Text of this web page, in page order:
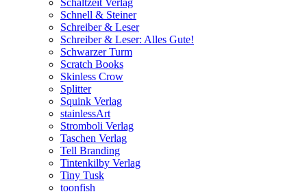
Schaltzeit Verlag
Schnell & Steiner
Schreiber & Leser
Schreiber & Leser: Alles Gute!
Schwarzer Turm
Scratch Books
Skinless Crow
Splitter
Squink Verlag
stainlessArt
Stromboli Verlag
Taschen Verlag
Tell Branding
Tintenkilby Verlag
Tiny Tusk
toonfish